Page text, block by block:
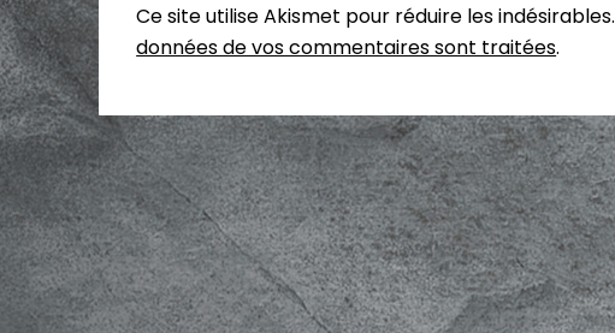
Ce site utilise Akismet pour réduire les indésirables.
données de vos commentaires sont traitées.